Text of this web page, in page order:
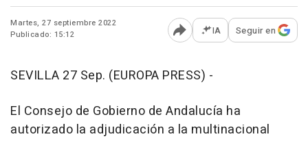
Martes, 27 septiembre 2022
Publicado: 15:12
Abrir opciones para
IA Seguir en
SEVILLA 27 Sep. (EUROPA PRESS) -
El Consejo de Gobierno de Andalucía ha
autorizado la adjudicación a la multinacional